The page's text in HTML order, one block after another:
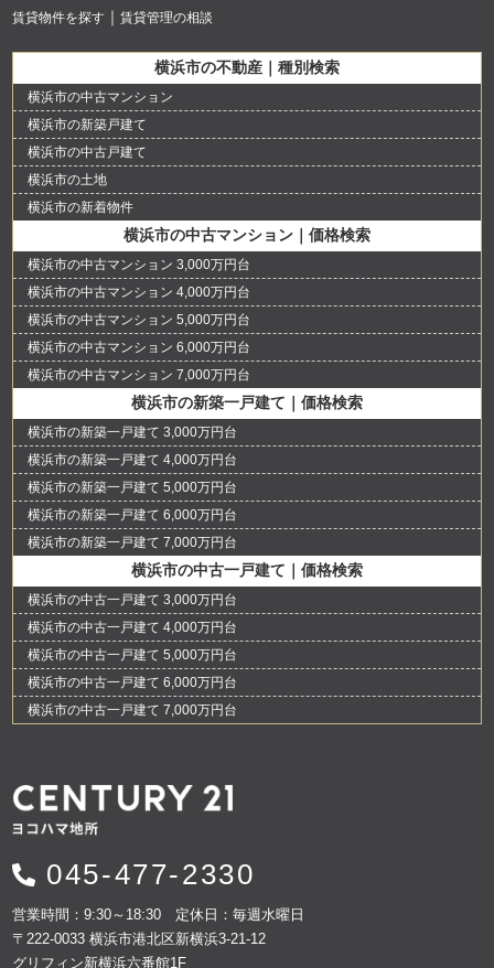
賃貸物件を探す 賃貸管理の相談
横浜市の不動産｜種別検索
横浜市の中古マンション
横浜市の新築戸建て
横浜市の中古戸建て
横浜市の土地
横浜市の新着物件
横浜市の中古マンション｜価格検索
横浜市の中古マンション 3,000万円台
横浜市の中古マンション 4,000万円台
横浜市の中古マンション 5,000万円台
横浜市の中古マンション 6,000万円台
横浜市の中古マンション 7,000万円台
横浜市の新築一戸建て｜価格検索
横浜市の新築一戸建て 3,000万円台
横浜市の新築一戸建て 4,000万円台
横浜市の新築一戸建て 5,000万円台
横浜市の新築一戸建て 6,000万円台
横浜市の新築一戸建て 7,000万円台
横浜市の中古一戸建て｜価格検索
横浜市の中古一戸建て 3,000万円台
横浜市の中古一戸建て 4,000万円台
横浜市の中古一戸建て 5,000万円台
横浜市の中古一戸建て 6,000万円台
横浜市の中古一戸建て 7,000万円台
045-477-2330
営業時間：9:30～18:30 定休日：毎週水曜日
〒222-0033 横浜市港北区新横浜3-21-12
グリフィン新横浜六番館1F